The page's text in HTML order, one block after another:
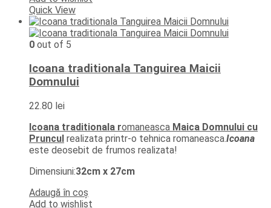
Quick View
0 out of 5
Icoana traditionala Tanguirea Maicii
Domnului
22.80 lei
Icoana traditionala romaneasca Maica Domnului cu
Pruncul realizata printr-o tehnica romaneasca.Icoana
este deosebit de frumos realizata!
Dimensiuni:32cm x 27cm
Adaugă în coș
Add to wishlist